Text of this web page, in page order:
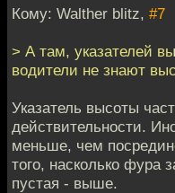
Кому: Walther blitz, #7
> А там, указателей
водители не знают
Указатель высоты
действительности.
меньше, чем
того, насколько фура
пустая - выше.